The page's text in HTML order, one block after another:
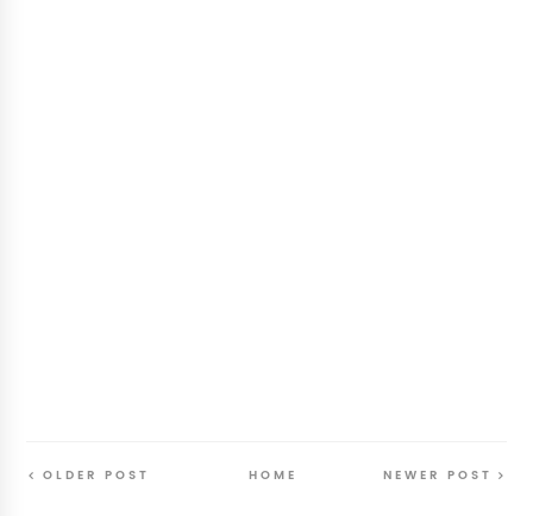
NEWER POST
OLDER POST HOME